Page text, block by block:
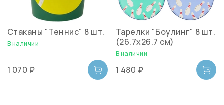
Стаканы "Теннис" 8 шт.
В наличии
1 070 ₽
Тарелки "Боулинг" 8 шт.
(26.7х26.7 см)
В наличии
1 480 ₽